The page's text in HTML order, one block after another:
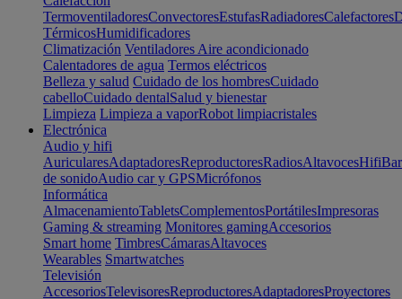
TermoventiladoresConvectoresEstufasRadiadoresCalefactores
TérmicosHumidificadores
Climatización Ventiladores Aire acondicionado
Calentadores de agua Termos eléctricos
Belleza y salud Cuidado de los hombresCuidado
cabelloCuidado dentalSalud y bienestar
Limpieza Limpieza a vaporRobot limpiacristales
Electrónica
Audio y hifi
AuricularesAdaptadoresReproductoresRadiosAltavocesHifi
de sonidoAudio car y GPSMicrófonos
Informática
AlmacenamientoTabletsComplementosPortátilesImpresoras
Gaming & streaming Monitores gamingAccesorios
Smart home TimbresCámarasAltavoces
Wearables Smartwatches
Televisión
AccesoriosTelevisoresReproductoresAdaptadoresProyectores